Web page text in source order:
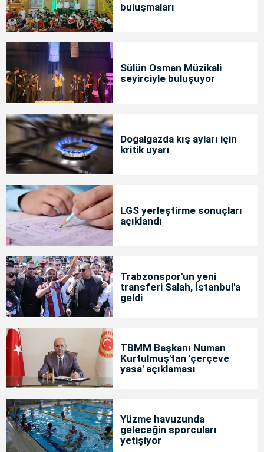
buluşmaları
Sülün Osman Müzikali
seyirciyle buluşuyor
Doğalgazda kış ayları için
kritik uyarı
LGS yerleştirme sonuçları
açıklandı
Trabzonspor'un yeni
transferi Salah, İstanbul'a
geldi
TBMM Başkanı Numan
Kurtulmuş'tan 'çerçeve
yasa' açıklaması
Yüzme havuzunda
geleceğin sporcuları
yetişiyor